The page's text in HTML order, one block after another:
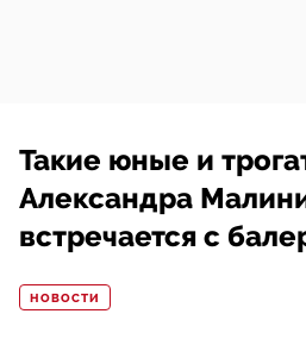
Такие юные и
Александра
встречается с
НОВОСТИ